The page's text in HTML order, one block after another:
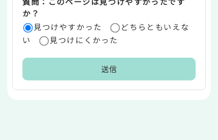
か？
見つけやすかった
どちらともいえな
い
見つけにくかった